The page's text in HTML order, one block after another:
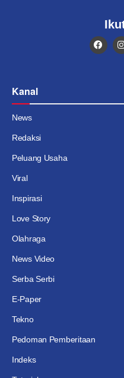
Kanal
News
Redaksi
Peluang Usaha
Viral
Inspirasi
Love Story
Olahraga
News Video
Serba Serbi
E-Paper
Tekno
Pedoman Pemberitaan
Indeks